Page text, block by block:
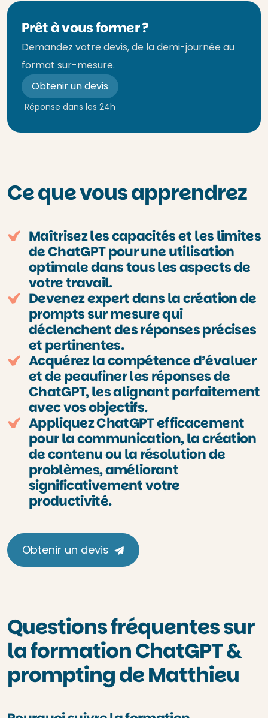
Prêt à vous former ?
Demandez votre devis, de la demi-journée au
format sur-mesure.
Obtenir un devis
Réponse dans les 24h
Ce que vous apprendrez
Maîtrisez les capacités et les limites
de ChatGPT pour une utilisation
optimale dans tous les aspects de
votre travail.
Devenez expert dans la création de
prompts sur mesure qui
déclenchent des réponses précises
et pertinentes.
Acquérez la compétence d’évaluer
et de peaufiner les réponses de
ChatGPT, les alignant parfaitement
avec vos objectifs.
Appliquez ChatGPT efficacement
pour la communication, la création
de contenu ou la résolution de
problèmes, améliorant
significativement votre
productivité.
Obtenir un devis
Questions fréquentes sur
la formation ChatGPT &
prompting de Matthieu